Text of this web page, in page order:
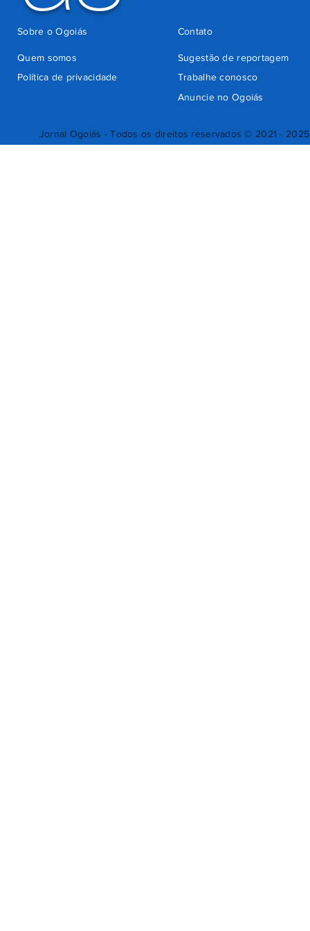
Jornal Ogoiás - Todos os direitos reservados © 2021 - 2025
Quem somos
Sugestão de reportagem
Trabalhe conosco
Política de privacidade
Anuncie no Ogoiás
Contato
Sobre o Ogoiás